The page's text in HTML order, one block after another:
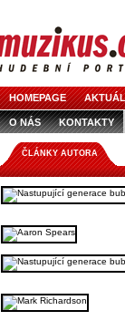
HOMEPAGE
O NÁS KONTAKTY
LOGO KE STAŽENÍ
ČLÁNKY AUTORA